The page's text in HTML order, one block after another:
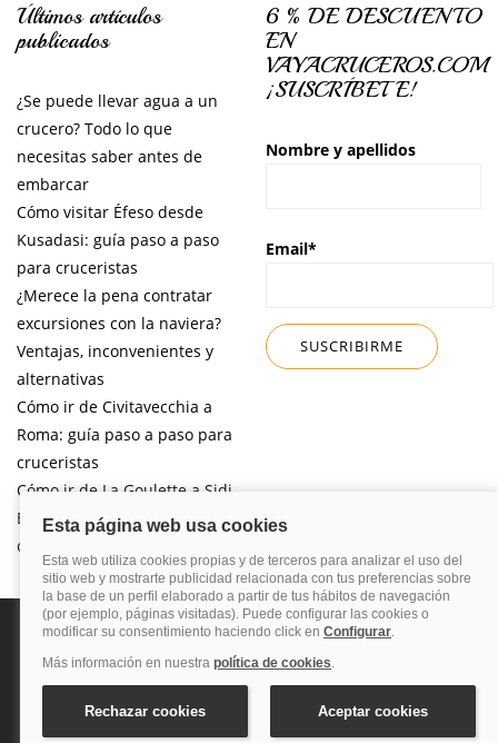
Últimos artículos
publicados
¿Se puede llevar agua a un
crucero? Todo lo que
necesitas saber antes de
embarcar
Cómo visitar Éfeso desde
Kusadasi: guía paso a paso
para cruceristas
¿Merece la pena contratar
excursiones con la naviera?
Ventajas, inconvenientes y
alternativas
Cómo ir de Civitavecchia a
Roma: guía paso a paso para
cruceristas
Cómo ir de La Goulette a Sidi
Bou Said por libre desde tu
crucero
6 % DE DESCUENTO
EN
VAYACRUCEROS.COM
¡SUSCRÍBETE!
Nombre y apellidos
Email*
Política de cookies
© 2026 Blog Cruceros – Guía de cruceros. Todos los derechos reservados.